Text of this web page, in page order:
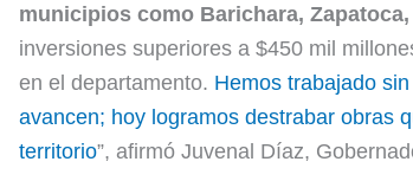
municipios como Barichara,
inversiones superiores a $450 mil
en el departamento. Hemos trabajado
avancen; hoy logramos destrabar obras
territorio”, afirmó Juvenal Díaz,